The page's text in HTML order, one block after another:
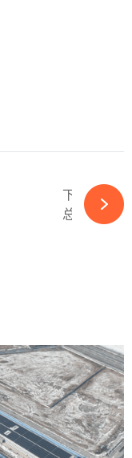
下一篇
总投资10亿元！又一光伏项目投产-ky体育APP官网下载